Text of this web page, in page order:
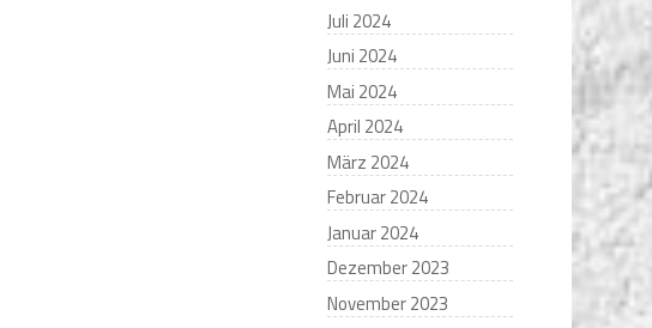
Juli 2024
Juni 2024
Mai 2024
April 2024
März 2024
Februar 2024
Januar 2024
Dezember 2023
November 2023